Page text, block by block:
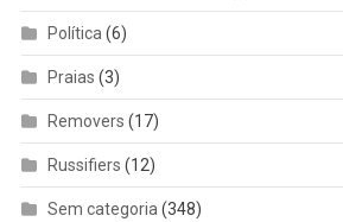
Política (6)
Praias (3)
Removers (17)
Russifiers (12)
Sem categoria (348)